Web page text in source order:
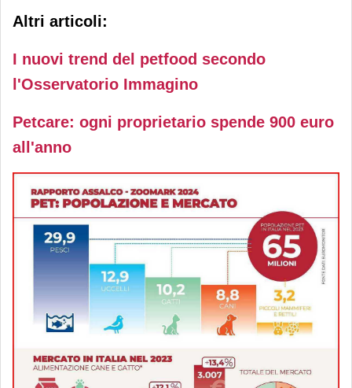
Altri articoli:
I nuovi trend del petfood secondo
l'Osservatorio Immagino
Petcare: ogni proprietario spende 900 euro
all'anno